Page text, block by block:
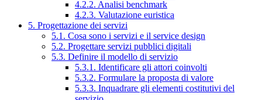
4.2.2. Analisi benchmark
4.2.3. Valutazione euristica
5. Progettazione dei servizi
5.1. Cosa sono i servizi e il service design
5.2. Progettare servizi pubblici digitali
5.3. Definire il modello di servizio
5.3.1. Identificare gli attori coinvolti
5.3.2. Formulare la proposta di valore
5.3.3. Inquadrare gli elementi costitutivi del